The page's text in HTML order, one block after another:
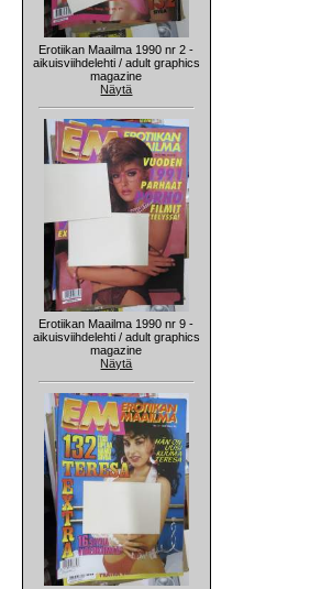
Erotiikan Maailma 1990 nr 2 -
aikuisviihdelehti / adult graphics
magazine
Näytä
Erotiikan Maailma 1990 nr 9 -
aikuisviihdelehti / adult graphics
magazine
Näytä